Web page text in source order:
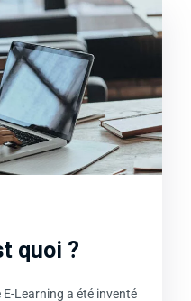
quoi ?
E-Learning a été inventé